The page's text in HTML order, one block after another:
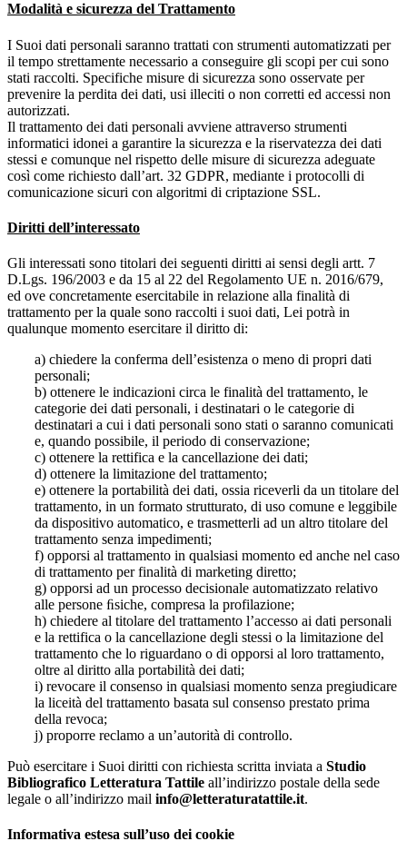
Modalità e sicurezza del Trattamento
I Suoi dati personali saranno trattati con strumenti automatizzati per
il tempo strettamente necessario a conseguire gli scopi per cui sono
stati raccolti. Specifiche misure di sicurezza sono osservate per
prevenire la perdita dei dati, usi illeciti o non corretti ed accessi non
autorizzati.
Il trattamento dei dati personali avviene attraverso strumenti
informatici idonei a garantire la sicurezza e la riservatezza dei dati
stessi e comunque nel rispetto delle misure di sicurezza adeguate
così come richiesto dall’art. 32 GDPR, mediante i protocolli di
comunicazione sicuri con algoritmi di criptazione SSL.
Diritti dell’interessato
Gli interessati sono titolari dei seguenti diritti ai sensi degli artt. 7
D.Lgs. 196/2003 e da 15 al 22 del Regolamento UE n. 2016/679,
ed ove concretamente esercitabile in relazione alla finalità di
trattamento per la quale sono raccolti i suoi dati, Lei potrà in
qualunque momento esercitare il diritto di:
a) chiedere la conferma dell’esistenza o meno di propri dati
personali;
b) ottenere le indicazioni circa le finalità del trattamento, le
categorie dei dati personali, i destinatari o le categorie di
destinatari a cui i dati personali sono stati o saranno comunicati
e, quando possibile, il periodo di conservazione;
c) ottenere la rettifica e la cancellazione dei dati;
d) ottenere la limitazione del trattamento;
e) ottenere la portabilità dei dati, ossia riceverli da un titolare del
trattamento, in un formato strutturato, di uso comune e leggibile
da dispositivo automatico, e trasmetterli ad un altro titolare del
trattamento senza impedimenti;
f) opporsi al trattamento in qualsiasi momento ed anche nel caso
di trattamento per finalità di marketing diretto;
g) opporsi ad un processo decisionale automatizzato relativo
alle persone ﬁsiche, compresa la profilazione;
h) chiedere al titolare del trattamento l’accesso ai dati personali
e la rettifica o la cancellazione degli stessi o la limitazione del
trattamento che lo riguardano o di opporsi al loro trattamento,
oltre al diritto alla portabilità dei dati;
i) revocare il consenso in qualsiasi momento senza pregiudicare
la liceità del trattamento basata sul consenso prestato prima
della revoca;
j) proporre reclamo a un’autorità di controllo.
Può esercitare i Suoi diritti con richiesta scritta inviata a Studio
Bibliografico Letteratura Tattile all’indirizzo postale della sede
legale o all’indirizzo mail info@letteraturatattile.it.
Informativa estesa sull’uso dei cookie